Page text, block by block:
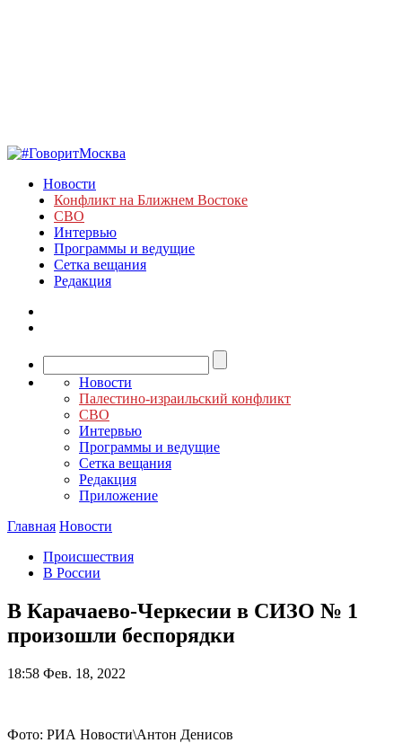
Новости
Конфликт на Ближнем Востоке
СВО
Интервью
Программы и ведущие
Сетка вещания
Редакция
Новости
Палестино-израильский конфликт
СВО
Интервью
Программы и ведущие
Сетка вещания
Редакция
Приложение
Главная Новости
Происшествия
В России
В Карачаево-Черкесии в СИЗО № 1
произошли беспорядки
18:58 Фев. 18, 2022
Фото: РИА Новости\Антон Денисов